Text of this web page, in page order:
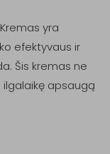
yra
efektyvaus ir
Šis kremas ne
ilgalaikę apsaugą